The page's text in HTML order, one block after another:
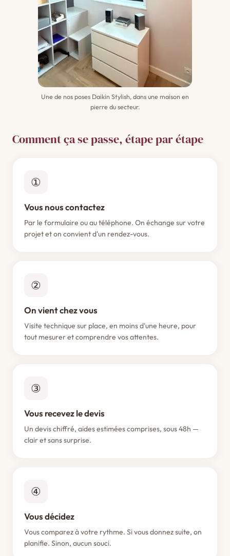
Une de nos poses Daikin Stylish, dans une maison en
pierre du secteur.
Comment ça se passe, étape par étape
①
Vous nous contactez
Par le formulaire ou au téléphone. On échange sur votre
projet et on convient d'un rendez-vous.
②
On vient chez vous
Visite technique sur place, en moins d'une heure, pour
tout mesurer et comprendre vos attentes.
③
Vous recevez le devis
Un devis chiffré, aides estimées comprises, sous 48h —
clair et sans surprise.
④
Vous décidez
Vous comparez à votre rythme. Si vous donnez suite, on
planifie. Sinon, aucun souci.